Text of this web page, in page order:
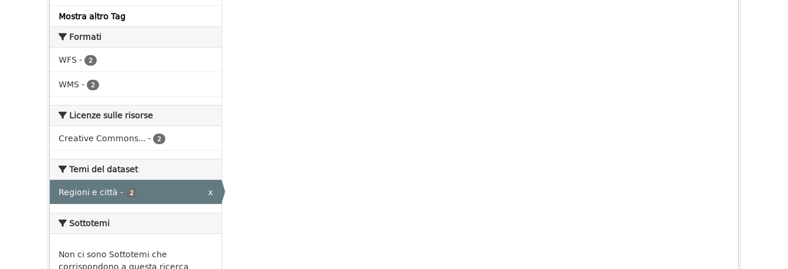
Mostra altro Tag
Formati
WFS - 2
WMS - 2
Licenze sulle risorse
Creative Commons... - 2
Temi del dataset
Regioni e città - 2 x
Sottotemi
Non ci sono Sottotemi che
corrispondono a questa ricerca